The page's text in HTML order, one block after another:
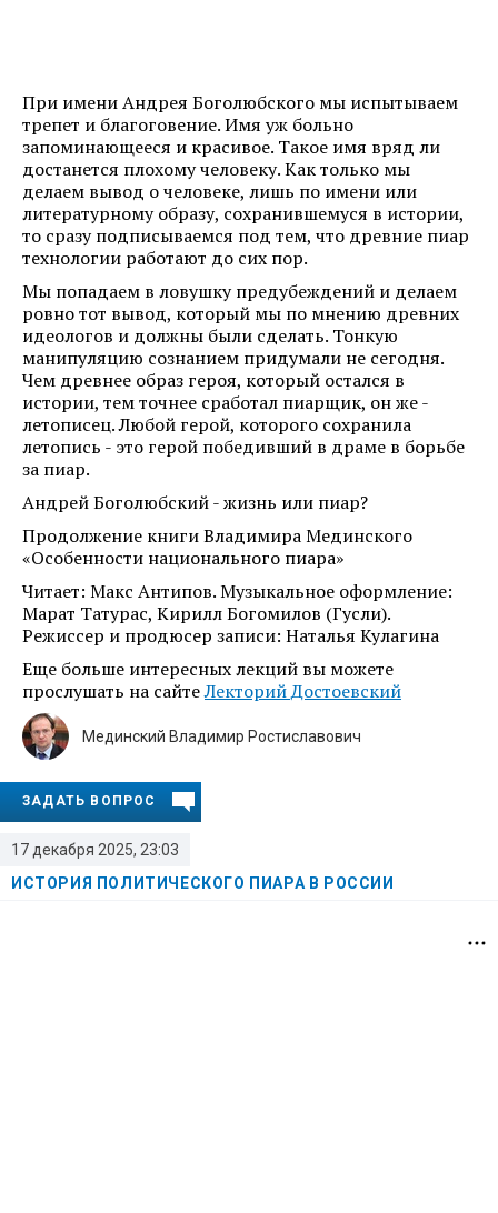
При имени Андрея Боголюбского мы испытываем
трепет и благоговение. Имя уж больно
запоминающееся и красивое. Такое имя вряд ли
достанется плохому человеку. Как только мы
делаем вывод о человеке, лишь по имени или
литературному образу, сохранившемуся в истории,
то сразу подписываемся под тем, что древние пиар
технологии работают до сих пор.
Мы попадаем в ловушку предубеждений и делаем
ровно тот вывод, который мы по мнению древних
идеологов и должны были сделать. Тонкую
манипуляцию сознанием придумали не сегодня.
Чем древнее образ героя, который остался в
истории, тем точнее сработал пиарщик, он же -
летописец. Любой герой, которого сохранила
летопись - это герой победивший в драме в борьбе
за пиар.
Андрей Боголюбский - жизнь или пиар?
Продолжение книги Владимира Мединского
«Особенности национального пиара»
Читает: Макс Антипов. Музыкальное оформление:
Марат Татурас, Кирилл Богомилов (Гусли).
Режиссер и продюсер записи: Наталья Кулагина
Еще больше интересных лекций вы можете
прослушать на сайтеЛекторий Достоевский
17 декабря 2025, 23:03
ИСТОРИЯ ПОЛИТИЧЕСКОГО ПИАРА В РОССИИ
Мединский Владимир Ростиславович
ЗАДАТЬ ВОПРОС